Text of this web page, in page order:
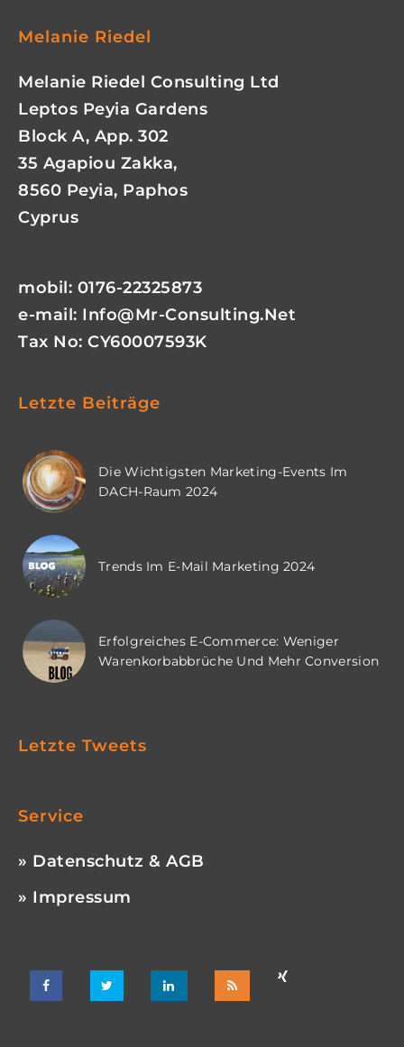
Melanie Riedel
Melanie Riedel Consulting Ltd
Leptos Peyia Gardens
Block A, App. 302
35 Agapiou Zakka,
8560 Peyia, Paphos
Cyprus
mobil: 0176-22325873
e-mail: Info@mr-Consulting.net
Tax No: CY60007593K
Letzte Beiträge
Die Wichtigsten Marketing-Events Im
DACH-Raum 2024
Trends Im E-Mail Marketing 2024
Erfolgreiches E-Commerce: Weniger
Warenkorbabbrüche Und Mehr Conversion
Letzte Tweets
Service
» Datenschutz & AGB
» Impressum